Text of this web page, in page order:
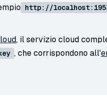
http://
, il servizio cloud
, che corrispondono all'